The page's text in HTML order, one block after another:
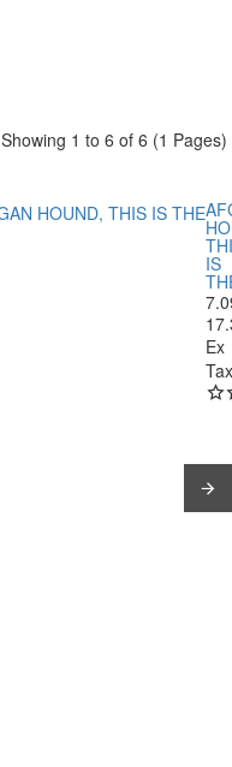
Showing 1 to 6 of 6 (1 Pages)
IS
Ex